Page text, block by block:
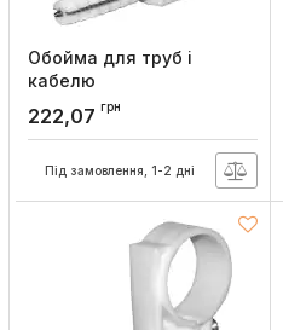
Обойма для труб і
кабелю
e.holder.stand.13.14, d=13-
14мм (100шт), E.NEXT
222,07 грн
Під замовлення, 1-2 дні